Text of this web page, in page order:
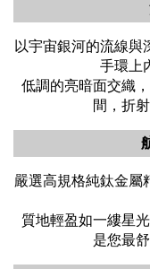
以宇宙銀河的流線與
手環上
低調的亮暗面交織
間，折
嚴選高規格純鈦金屬
質地輕盈如一縷星
是您最